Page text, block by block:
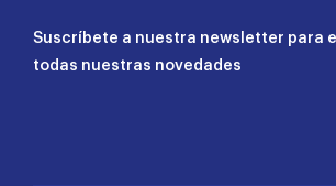
Suscríbete a nuestra newsletter para
todas nuestras novedades